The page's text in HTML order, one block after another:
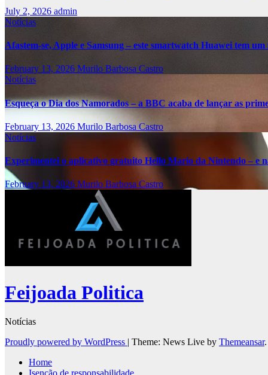
July 2, 2026 admin
Notícias
Afastem-se, Apple e Samsung – este smartwatch Huawei tem
February 13, 2026 Murilo Barbosa Castro
Notícias
Esqueça o Dia dos Namorados – a BBC acaba de lançar as
February 13, 2026 Murilo Barbosa Castro
Notícias
Experimentei o aplicativo gratuito Hello Mario da Nintendo – e
February 13, 2026 Murilo Barbosa Castro
Feijoada Politica
Notícias
Proudly powered by WordPress | Theme: News Live by Themeansar.
Home